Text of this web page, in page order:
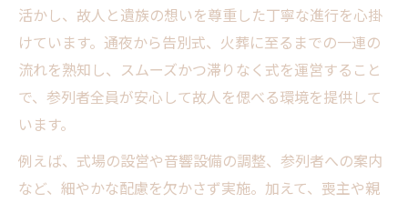
活かし、故人と遺族の想いを尊重した丁寧な進行を心掛
けています。通夜から告別式、火葬に至るまでの一連の
流れを熟知し、スムーズかつ滞りなく式を運営すること
で、参列者全員が安心して故人を偲べる環境を提供して
います。
例えば、式場の設営や音響設備の調整、参列者への案内
など、細やかな配慮を欠かさず実施。加えて、喪主や親